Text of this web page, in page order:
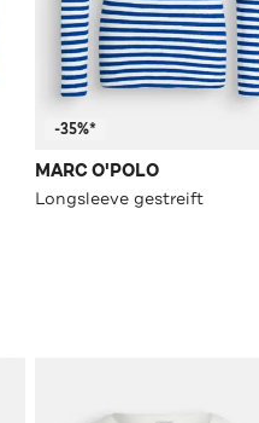
-35%*
MARC O'POLO
Longsleeve gestreift